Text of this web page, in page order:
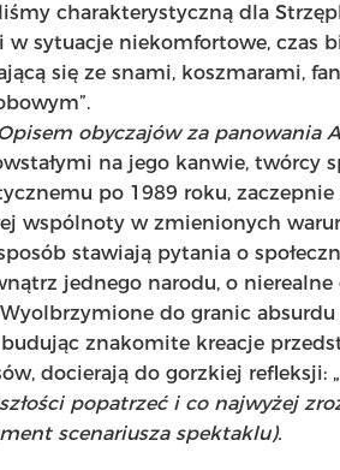
charakterystyczną dla
w sytuacje niekomfortowe, czas
się ze snami, koszmarami,
Opisem obyczajów za panowania
na jego kanwie, twórcy
po 1989 roku,
wspólnoty w zmienionych
stawiają pytania o
jednego narodu, o
do granic
znakomite kreacje
docierają do gorzkiej refleksji: „
popatrzeć i co najwyżej
scenariusza spektaklu).